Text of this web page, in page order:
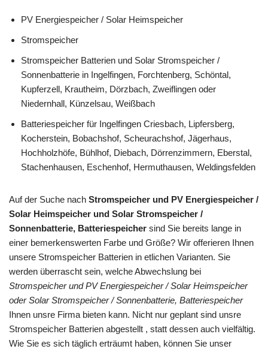
PV Energiespeicher / Solar Heimspeicher
Stromspeicher
Stromspeicher Batterien und Solar Stromspeicher /
Sonnenbatterie in Ingelfingen, Forchtenberg, Schöntal,
Kupferzell, Krautheim, Dörzbach, Zweiflingen oder
Niedernhall, Künzelsau, Weißbach
Batteriespeicher für Ingelfingen Criesbach, Lipfersberg,
Kocherstein, Bobachshof, Scheurachshof, Jägerhaus,
Hochholzhöfe, Bühlhof, Diebach, Dörrenzimmern, Eberstal,
Stachenhausen, Eschenhof, Hermuthausen, Weldingsfelden
Auf der Suche nach Stromspeicher und PV Energiespeicher /
Solar Heimspeicher und Solar Stromspeicher /
Sonnenbatterie, Batteriespeicher sind Sie bereits lange in
einer bemerkenswerten Farbe und Größe? Wir offerieren Ihnen
unsere Stromspeicher Batterien in etlichen Varianten. Sie
werden überrascht sein, welche Abwechslung bei
Stromspeicher und PV Energiespeicher / Solar Heimspeicher
oder Solar Stromspeicher / Sonnenbatterie, Batteriespeicher
Ihnen unsre Firma bieten kann. Nicht nur geplant sind unsre
Stromspeicher Batterien abgestellt , statt dessen auch vielfältig.
Wie Sie es sich täglich erträumt haben, können Sie unser